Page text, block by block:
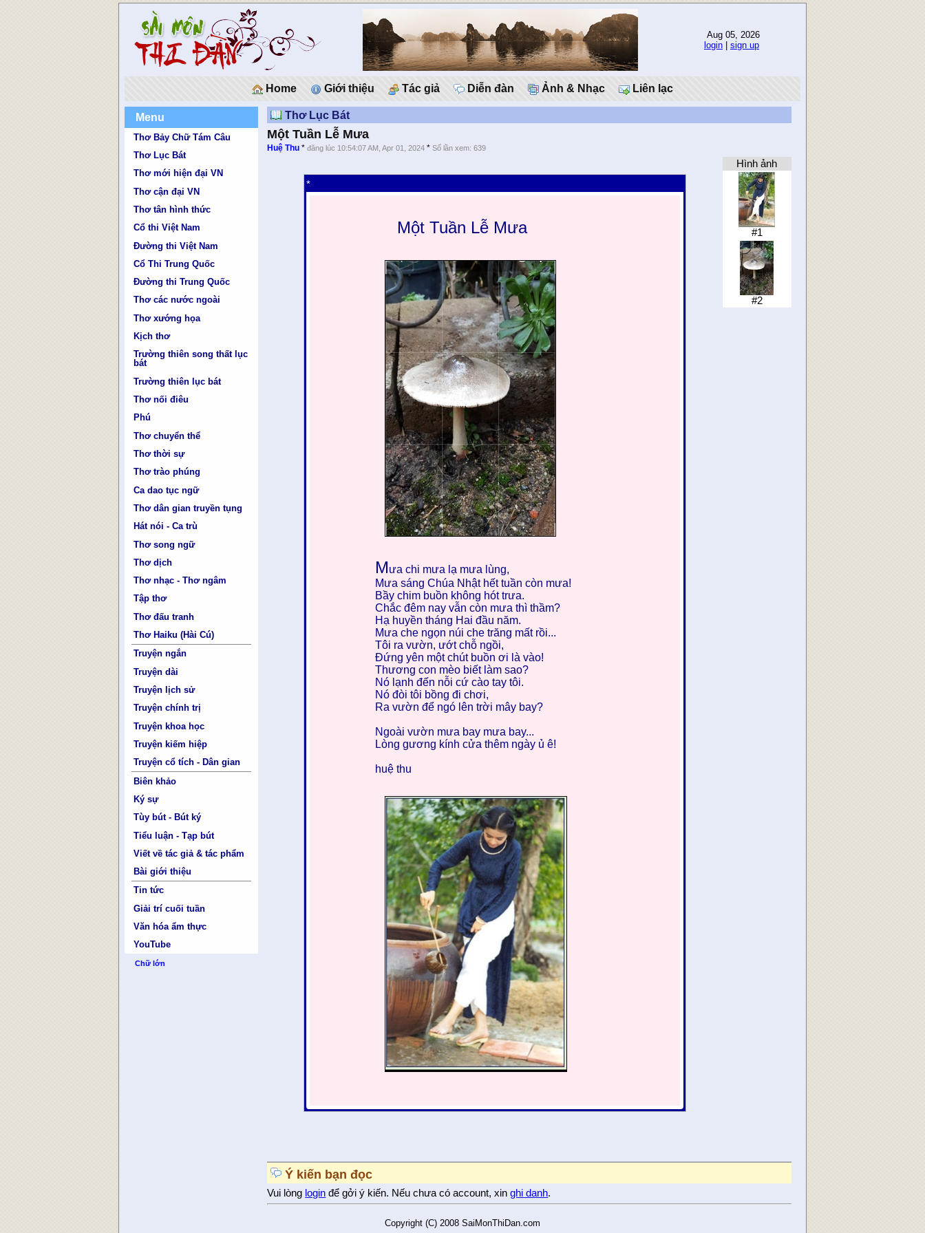
Aug 05, 2026
login
sign up
Home Giới thiệu Tác giả Diễn đàn Ảnh & Nhạc Liên lạc
Menu
Thơ Bảy Chữ Tám Câu
Thơ Lục Bát
Thơ mới hiện đại VN
Thơ cận đại VN
Thơ tân hình thức
Cổ thi Việt Nam
Đường thi Việt Nam
Cổ Thi Trung Quốc
Đường thi Trung Quốc
Thơ các nước ngoài
Thơ xướng họa
Kịch thơ
Trường thiên song thất lục
bát
Trường thiên lục bát
Thơ nối điêu
Phú
Thơ chuyển thể
Thơ thời sự
Thơ trào phúng
Ca dao tục ngữ
Thơ dân gian truyền tụng
Hát nói - Ca trù
Thơ song ngữ
Thơ dịch
Thơ nhạc - Thơ ngâm
Tập thơ
Thơ đấu tranh
Thơ Haiku (Hài Cú)
Truyện ngắn
Truyện dài
Truyện lịch sử
Truyện chính trị
Truyện khoa học
Truyện kiếm hiệp
Truyện cổ tích - Dân gian
Biên khảo
Ký sự
Tùy bút - Bút ký
Tiểu luận - Tạp bút
Viết về tác giả & tác phẩm
Bài giới thiệu
Tin tức
Giải trí cuối tuần
Văn hóa ẩm thực
YouTube
Chữ lớn
Thơ Lục Bát
Một Tuần Lễ Mưa
Huệ Thu *đăng lúc 10:54:07 AM, Apr 01, 2024 *Số lần xem: 639
Hình ảnh
#1
#2
*
Một Tuần Lễ Mưa
Mưa chi mưa lạ mưa lùng,
Mưa sáng Chúa Nhật hết tuần còn mưa!
Bầy chim buồn không hót trưa.
Chắc đêm nay vẫn còn mưa thì thầm?
Hạ huyền tháng Hai đầu năm.
Mưa che ngọn núi che trăng mất rồi...
Tôi ra vườn, ướt chỗ ngồi,
Đứng yên một chút buồn ơi là vào!
Thương con mèo biết làm sao?
Nó lạnh đến nỗi cứ cào tay tôi.
Nó đòi tôi bồng đi chơi,
Ra vườn để ngó lên trời mây bay?
Ngoài vườn mưa bay mưa bay...
Lòng gương kính cửa thêm ngày ủ ê!
huệ thu
Ý kiến bạn đọc
Vui lòng login để gởi ý kiến. Nếu chưa có account, xinghi danh.
Copyright (C) 2008 SaiMonThiDan.com